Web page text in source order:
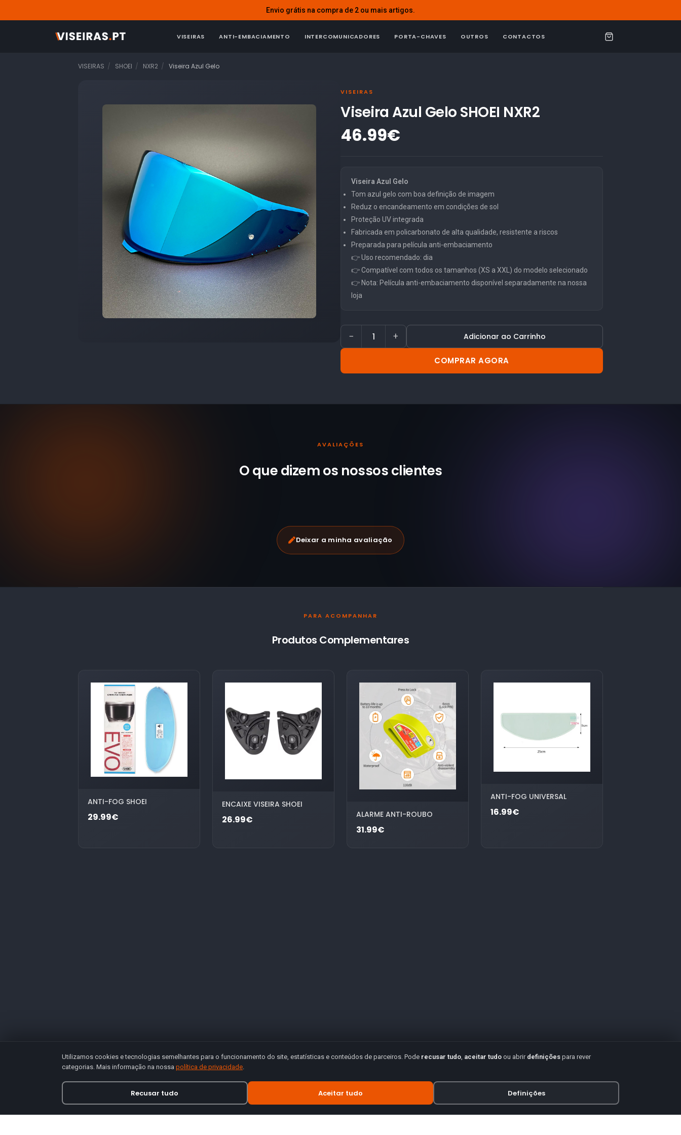
Envio grátis na compra de 2 ou mais artigos.
VISEIRAS ANTI-EMBACIAMENTO INTERCOMUNICADORES PORTA-CHAVES OUTROS CONTACTOS
C
VISEIRAS SHOEI NXR2 Viseira Azul Gelo
VISEIRAS
Viseira Azul Gelo SHOEI NXR2
46.99€
Viseira Azul Gelo
Tom azul gelo com boa definição de imagem
Reduz o encandeamento em condições de sol
Proteção UV integrada
Fabricada em policarbonato de alta qualidade, resistente a riscos
Preparada para película anti-embaciamento
👉 Uso recomendado: dia
👉 Compatível com todos os tamanhos (XS a XXL) do modelo selecionado
👉 Nota: Película anti-embaciamento disponível separadamente na nossa
loja
− + Adicionar ao Carrinho
COMPRAR AGORA
AVALIAÇÕES
O que dizem os nossosclientes
Deixar a minha avaliação
PARA ACOMPANHAR
Produtos Complementares
ANTI-FOG SHOEI
29.99€
ENCAIXE VISEIRA SHOEI
26.99€ ALARME ANTI-ROUBO
31.99€
ANTI-FOG UNIVERSAL
16.99€
Utilizamos cookies e tecnologias semelhantes para o funcionamento do site, estatísticas e conteúdos de parceiros. Pode recusar tudo, aceitar tudo ou abrir definições para rever
categorias. Mais informação na nossa política de privacidade.
Recusar tudo Aceitar tudo Definições